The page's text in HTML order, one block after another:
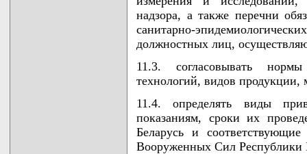
надзора, а также перечни
санитарно-
должностных лиц,
11.3. согласовывать
технологий, видов продукции,
11.4. определять виды
показаниям, сроки их
Беларусь и
Вооруженных Сил Республики